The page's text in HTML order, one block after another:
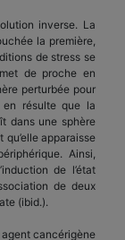
inverse. La
la première,
de stress se
de proche en
perturbée pour
résulte que la
dans une sphère
apparaisse
Ainsi,
de l’état
de deux
(ibid.).
agent cancérigène